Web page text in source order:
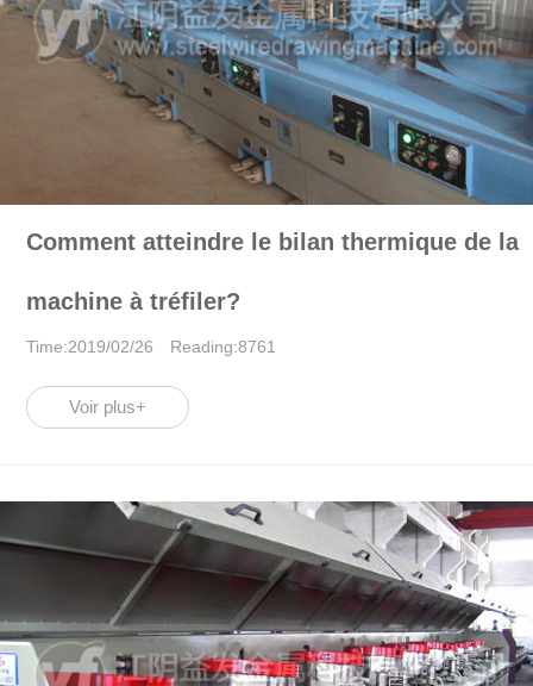
Comment atteindre le bilan thermique de la
machine à tréfiler?
Time:2019/02/26 Reading:8761
Voir plus+